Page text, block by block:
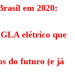
em 2020:
elétrico que
do futuro (e já